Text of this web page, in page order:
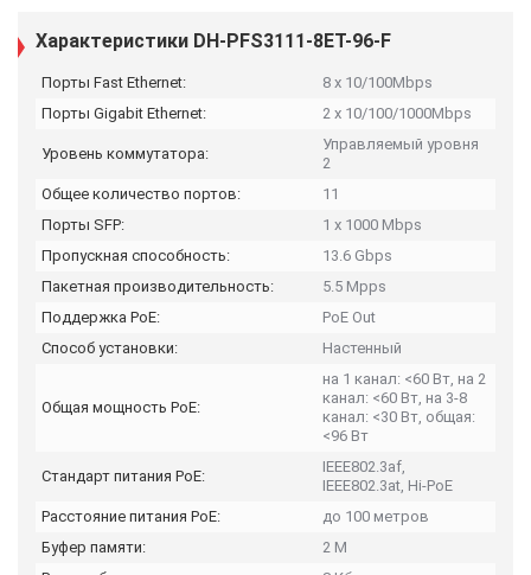
Характеристики DH-PFS3111-8ET-96-F
Порты Fast Ethernet:
8 x 10/100Mbps
Порты Gigabit Ethernet:
2 x 10/100/1000Mbps
Уровень коммутатора:
Управляемый уровня
2
Общее количество портов:
11
Порты SFP:
1 x 1000 Mbps
Пропускная способность:
13.6 Gbps
Пакетная производительность:
5.5 Mpps
Поддержка PoE:
PoE Out
Способ установки:
Настенный
Общая мощность PoE:
на 1 канал: <60 Вт, на 2
канал: <60 Вт, на 3-8
канал: <30 Вт, общая:
<96 Вт
Стандарт питания PoE:
IEEE802.3af,
IEEE802.3at, Hi-PoE
Расстояние питания PoE:
до 100 метров
Буфер памяти:
2 M